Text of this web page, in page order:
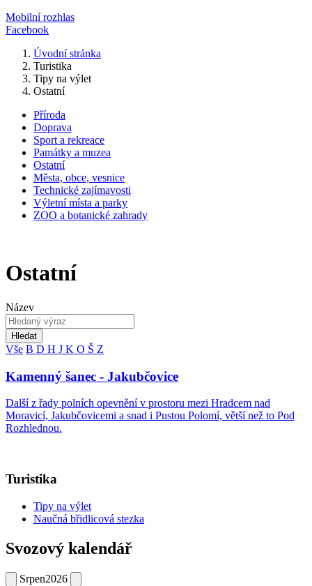
Mobilní rozhlas
Facebook
Úvodní stránka
Turistika
Tipy na výlet
Ostatní
Příroda
Doprava
Sport a rekreace
Památky a muzea
Ostatní
Města, obce, vesnice
Technické zajímavosti
Výletní místa a parky
ZOO a botanické zahrady
Ostatní
Název
Hledat
Vše B D H J K O Š Z
Kamenný šanec - Jakubčovice
Další z řady polních opevnění v prostoru mezi Hradcem nad
Moravicí, Jakubčovicemi a snad i Pustou Polomí, větší než to Pod
Rozhlednou.
Turistika
Tipy na výlet
Naučná břidlicová stezka
Svozový kalendář
Srpen2026